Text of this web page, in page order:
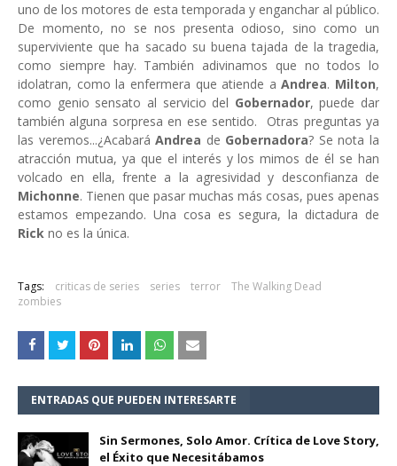
uno de los motores de esta temporada y enganchar al público.
De momento, no se nos presenta odioso, sino como un
superviviente que ha sacado su buena tajada de la tragedia,
como siempre hay. También adivinamos que no todos lo
idolatran, como la enfermera que atiende aAndrea. Milton,
como genio sensato al servicio del Gobernador, puede dar
también alguna sorpresa en ese sentido. Otras preguntas ya
las veremos...¿Acabará Andrea de Gobernadora? Se nota la
atracción mutua, ya que el interés y los mimos de él se han
volcado en ella, frente a la agresividad y desconfianza de
Michonne. Tienen que pasar muchas más cosas, pues apenas
estamos empezando. Una cosa es segura, la dictadura de
Rick no es la única.
Tags: criticas de series series terror
The Walking Dead
zombies
ENTRADAS QUE PUEDEN INTERESARTE
Sin Sermones, Solo Amor. Crítica de Love Story,
el Éxito que Necesitábamos